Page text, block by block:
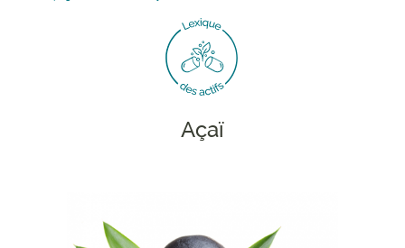
Açaï